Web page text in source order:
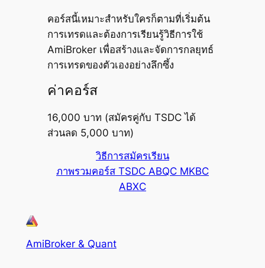
คอร์สนี้เหมาะสำหรับใครก็ตามที่เริ่มต้น
การเทรดและต้องการเรียนรู้วิธีการใช้
AmiBroker เพื่อสร้างและจัดการกลยุทธ์
การเทรดของตัวเองอย่างลึกซึ้ง
ค่าคอร์ส
16,000 บาท (สมัครคู่กับ TSDC ได้
ส่วนลด 5,000 บาท)
วิธีการสมัครเรียน
ภาพรวมคอร์ส TSDC ABQC MKBC
ABXC
AmiBroker & Quant